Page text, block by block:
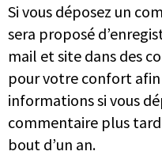
Si vous déposez un
sera proposé
mail et site dans des
pour votre confort afin
informations si vous
commentaire plus
bout d’un an.